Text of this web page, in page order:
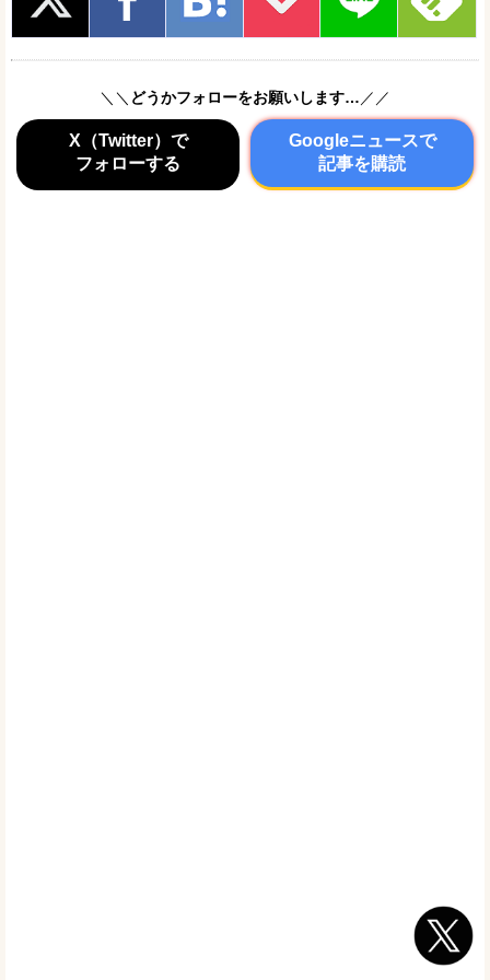
＼＼ どうかフォローをお願いします… ／／
X（Twitter）で
フォローする
Googleニュースで
記事を購読